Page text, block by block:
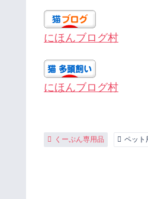
にほんブログ村
にほんブログ村
くーぷん専用品 ペット